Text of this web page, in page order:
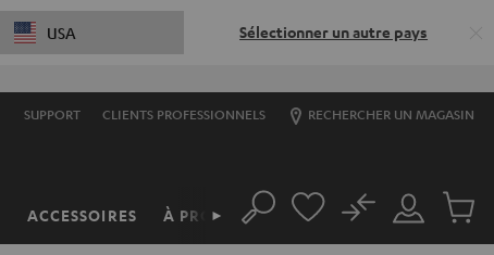
USA Sélectionner un autre pays
SUPPORT CLIENTS PROFESSIONNELS RECHERCHER UN MAGASIN
ACCESSOIRES À PROPOS
► Rechercher
Mon
compte
No